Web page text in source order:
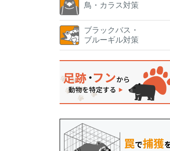
鳥・カラス対策
ブラックバス・
ブルーギル対策